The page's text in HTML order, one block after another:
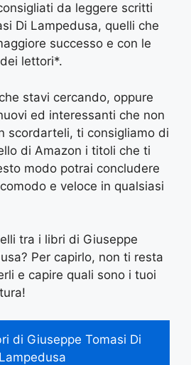
da leggere scritti
Di Lampedusa, quelli che
successo e con le
lettori*.
stavi cercando, oppure
ed interessanti che non
scordarteli, ti consigliamo di
di Amazon i titoli che ti
modo potrai concludere
e veloce in qualsiasi
tra i libri di Giuseppe
Per capirlo, non ti resta
e capire quali sono i tuoi
di Giuseppe Tomasi Di
Lampedusa